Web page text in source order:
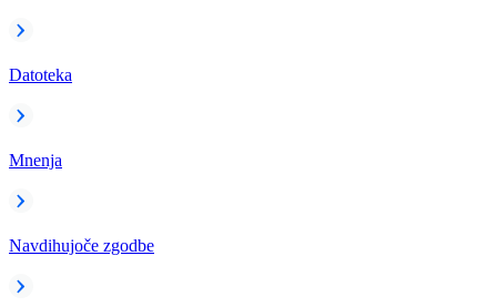
Datoteka
Mnenja
Navdihujoče zgodbe